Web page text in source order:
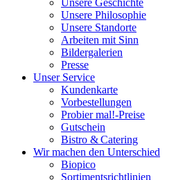
Unsere Geschichte
Unsere Philosophie
Unsere Standorte
Arbeiten mit Sinn
Bildergalerien
Presse
Unser Service
Kundenkarte
Vorbestellungen
Probier mal!-Preise
Gutschein
Bistro & Catering
Wir machen den Unterschied
Biopico
Sortimentsrichtlinien